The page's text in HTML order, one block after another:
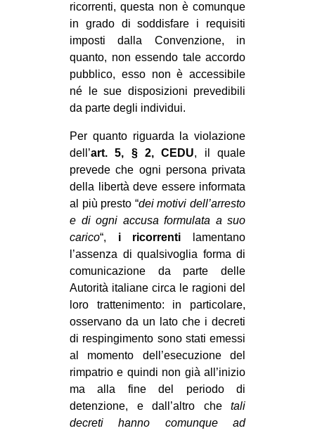
ricorrenti, questa non è comunque
in grado di soddisfare i requisiti
imposti dalla Convenzione, in
quanto, non essendo tale accordo
pubblico, esso non è accessibile
né le sue disposizioni prevedibili
da parte degli individui.
Per quanto riguarda la violazione
dell’art. 5, § 2, CEDU, il quale
prevede che ogni persona privata
della libertà deve essere informata
al più presto “dei motivi dell’arresto
e di ogni accusa formulata a suo
carico“, i ricorrenti lamentano
l’assenza di qualsivoglia forma di
comunicazione da parte delle
Autorità italiane circa le ragioni del
loro trattenimento: in particolare,
osservano da un lato che i decreti
di respingimento sono stati emessi
al momento dell’esecuzione del
rimpatrio e quindi non già all’inizio
ma alla fine del periodo di
detenzione, e dall’altro che tali
decreti hanno comunque ad